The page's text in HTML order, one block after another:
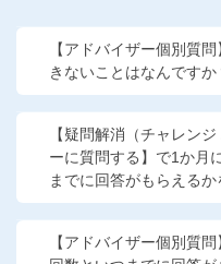
会員ページへログイ
お客様サポート(手続き・
よくある質問・お問い合
カテゴリーから探す
【アドバイザー個別質
きないことはなんですか
【疑問解消（チャレン
ーに質問する】で1か月
までに回答がもらえるか
【アドバイザー個別質